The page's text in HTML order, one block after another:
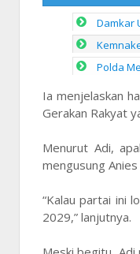
Damkar
Polda
Ia menjelaskan
Gerakan Rakyat
Menurut Adi,
mengusung
“Kalau partai ini
2029,” lanjutnya.